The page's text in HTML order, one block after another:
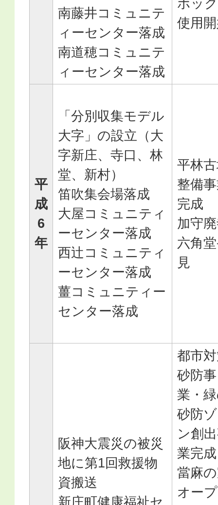
南藤井コミュニテ
ィーセンター落成
南道穂コミュニテ
ィーセンター落成
ボッ
使用
平
成
6
年
「分別収集モデル
大字」の設立（大
字新庄、寺口、林
堂、新村）
笛吹集会場落成
大屋コミュニティ
ーセンター落成
西辻コミュニティ
ーセンター落成
薑コミュニティー
センター落成
平林
整備
完成
加守
六角
見
阪神大震災の被災
地に第1回救援物
資搬送
新庄町健康福祉セ
都市
砂防事
業・
砂防
ン創
業完成
當麻
オー